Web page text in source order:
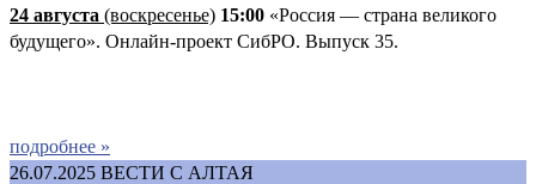
24 августа (воскресенье) 15:00 «Россия — страна великого
будущего». Онлайн-проект СибРО. Выпуск 35.
подробнее »
26.07.2025 ВЕСТИ С АЛТАЯ